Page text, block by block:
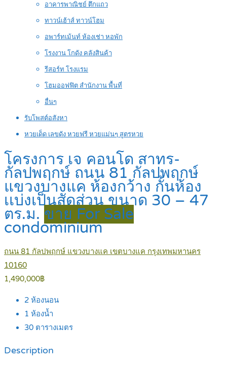
อาคารพาณิชย์ ตึกแถว
ทาวน์เฮ้าส์ ทาวน์โฮม
อพาร์ทเม้นท์ ห้องเช่า หอพัก
โรงงาน โกดัง คลังสินค้า
รีสอร์ท โรงแรม
โฮมออฟฟิต สำนักงาน พื้นที่
อื่นๆ
รับโพสต์อสังหา
หวยเด็ด เลขดัง หวยฟรี หวยแม่นๆ สูตรหวย
โครงการ เจ คอนโด สาทร-
กัลปพฤกษ์ ถนน 81 กัลปพฤกษ์
แขวงบางแค ห้องกว้าง กั้นห้อง
เเบ่งเป็นสัดส่วน ขนาด 30 – 47
ตร.ม. ขาย For Sale
condominium
ถนน 81 กัลปพฤกษ์ แขวงบางแค เขตบางแค กรุงเทพมหานคร
10160
1,490,000฿
2 ห้องนอน
1 ห้องน้ำ
30 ตารางเมตร
Description